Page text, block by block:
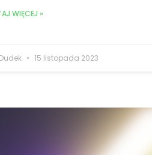
WIĘCEJ »
15 listopada 2023